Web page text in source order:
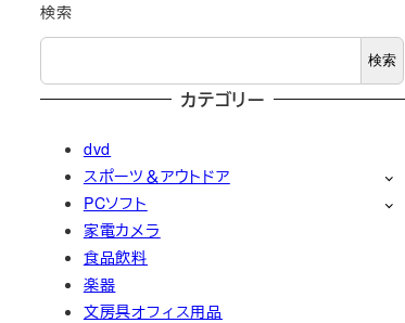
検索
検索
カテゴリー
dvd
スポーツ＆アウトドア
PCソフト
家電カメラ
食品飲料
楽器
文房具オフィス用品